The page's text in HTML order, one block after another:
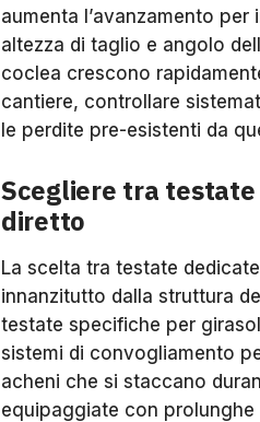
aumenta l’avanzamento
altezza di taglio e angolo
coclea crescono
cantiere, controllare
le perdite pre-esistenti da
Scegliere tra
diretto
La scelta tra testate
innanzitutto dalla struttura
testate specifiche per
sistemi di convogliamento
acheni che si staccano
equipaggiate con